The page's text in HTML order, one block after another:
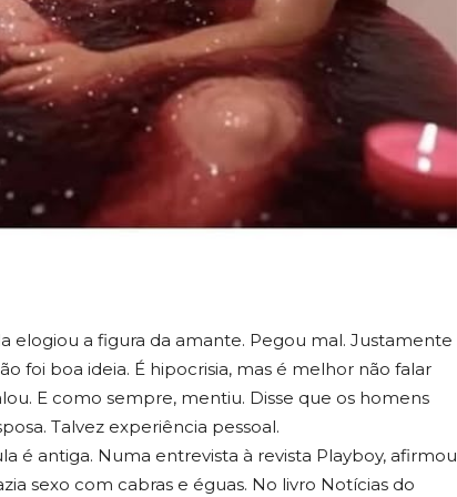
elogiou a figura da amante. Pegou mal. Justamente
foi boa ideia. É hipocrisia, mas é melhor não falar
E como sempre, mentiu. Disse que os homens
Talvez experiência pessoal.
é antiga. Numa entrevista à revista Playboy, afirmou
sexo com cabras e éguas. No livro Notícias do